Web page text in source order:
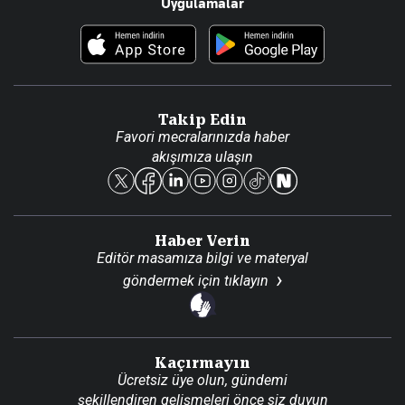
Foto Haber
Künye
Reklam Ver
Takip Edin
Favori mecralarınızda haber
akışımıza ulaşın
Haber Verin
Editör masamıza bilgi ve materyal
göndermek için tıklayın
Kaçırmayın
Ücretsiz üye olun, gündemi
şekillendiren gelişmeleri önce siz duyun